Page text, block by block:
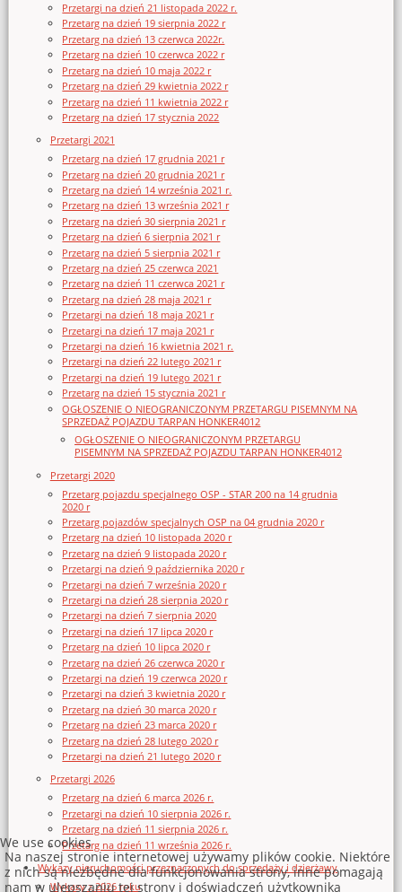
Przetargi na dzień 21 listopada 2022 r.
Przetarg na dzień 19 sierpnia 2022 r
Przetarg na dzień 13 czerwca 2022r.
Przetarg na dzień 10 czerwca 2022 r
Przetarg na dzień 10 maja 2022 r
Przetarg na dzień 29 kwietnia 2022 r
Przetarg na dzień 11 kwietnia 2022 r
Przetarg na dzień 17 stycznia 2022
Przetargi 2021
Przetarg na dzień 17 grudnia 2021 r
Przetarg na dzień 20 grudnia 2021 r
Przetarg na dzień 14 września 2021 r.
Przetarg na dzień 13 września 2021 r
Przetarg na dzień 30 sierpnia 2021 r
Przetarg na dzień 6 sierpnia 2021 r
Przetarg na dzień 5 sierpnia 2021 r
Przetarg na dzień 25 czerwca 2021
Przetarg na dzień 11 czerwca 2021 r
Przetarg na dzień 28 maja 2021 r
Przetargi na dzień 18 maja 2021 r
Przetargi na dzień 17 maja 2021 r
Przetargi na dzień 16 kwietnia 2021 r.
Przetargi na dzień 22 lutego 2021 r
Przetargi na dzień 19 lutego 2021 r
Przetarg na dzień 15 stycznia 2021 r
OGŁOSZENIE O NIEOGRANICZONYM PRZETARGU PISEMNYM NA
SPRZEDAŻ POJAZDU TARPAN HONKER4012
OGŁOSZENIE O NIEOGRANICZONYM PRZETARGU
PISEMNYM NA SPRZEDAŻ POJAZDU TARPAN HONKER4012
Przetargi 2020
Przetarg pojazdu specjalnego OSP - STAR 200 na 14 grudnia
2020 r
Przetarg pojazdów specjalnych OSP na 04 grudnia 2020 r
Przetarg na dzień 10 listopada 2020 r
Przetarg na dzień 9 listopada 2020 r
Przetargi na dzień 9 października 2020 r
Przetargi na dzień 7 września 2020 r
Przetargi na dzień 28 sierpnia 2020 r
Przetargi na dzień 7 sierpnia 2020
Przetargi na dzień 17 lipca 2020 r
Przetarg na dzień 10 lipca 2020 r
Przetarg na dzień 26 czerwca 2020 r
Przetargi na dzień 19 czerwca 2020 r
Przetargi na dzień 3 kwietnia 2020 r
Przetarg na dzień 30 marca 2020 r
Przetarg na dzień 23 marca 2020 r
Przetarg na dzień 28 lutego 2020 r
Przetargi na dzień 21 lutego 2020 r
Przetargi 2026
Przetarg na dzień 6 marca 2026 r.
Przetargi na dzień 10 sierpnia 2026 r.
Przetarg na dzień 11 sierpnia 2026 r.
Przetarg na dzień 11 września 2026 r.
Wykazy nieruchomości przeznaczonych do sprzedaży i dzierżawy
Wykazy z 2026 roku
We use cookies
Na naszej stronie internetowej używamy plików cookie. Niektóre
z nich są niezbędne dla funkcjonowania strony, inne pomagają
nam w ulepszaniu tej strony i doświadczeń użytkownika